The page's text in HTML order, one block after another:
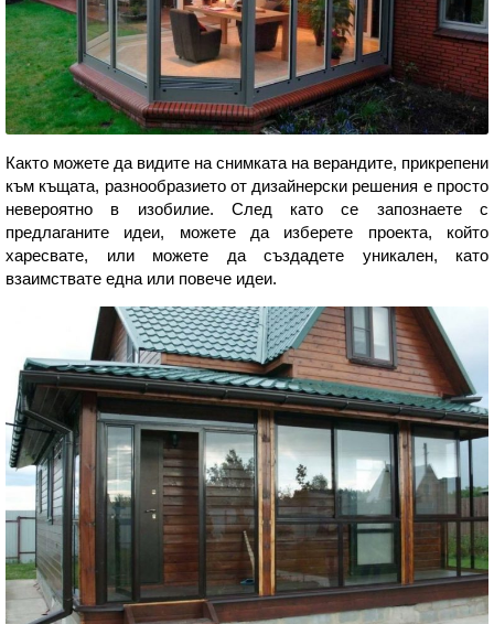
Както можете да видите на снимката на верандите, прикрепени
към къщата, разнообразието от дизайнерски решения е просто
невероятно в изобилие. След като се запознаете с
предлаганите идеи, можете да изберете проекта, който
харесвате, или можете да създадете уникален, като
взаимствате една или повече идеи.